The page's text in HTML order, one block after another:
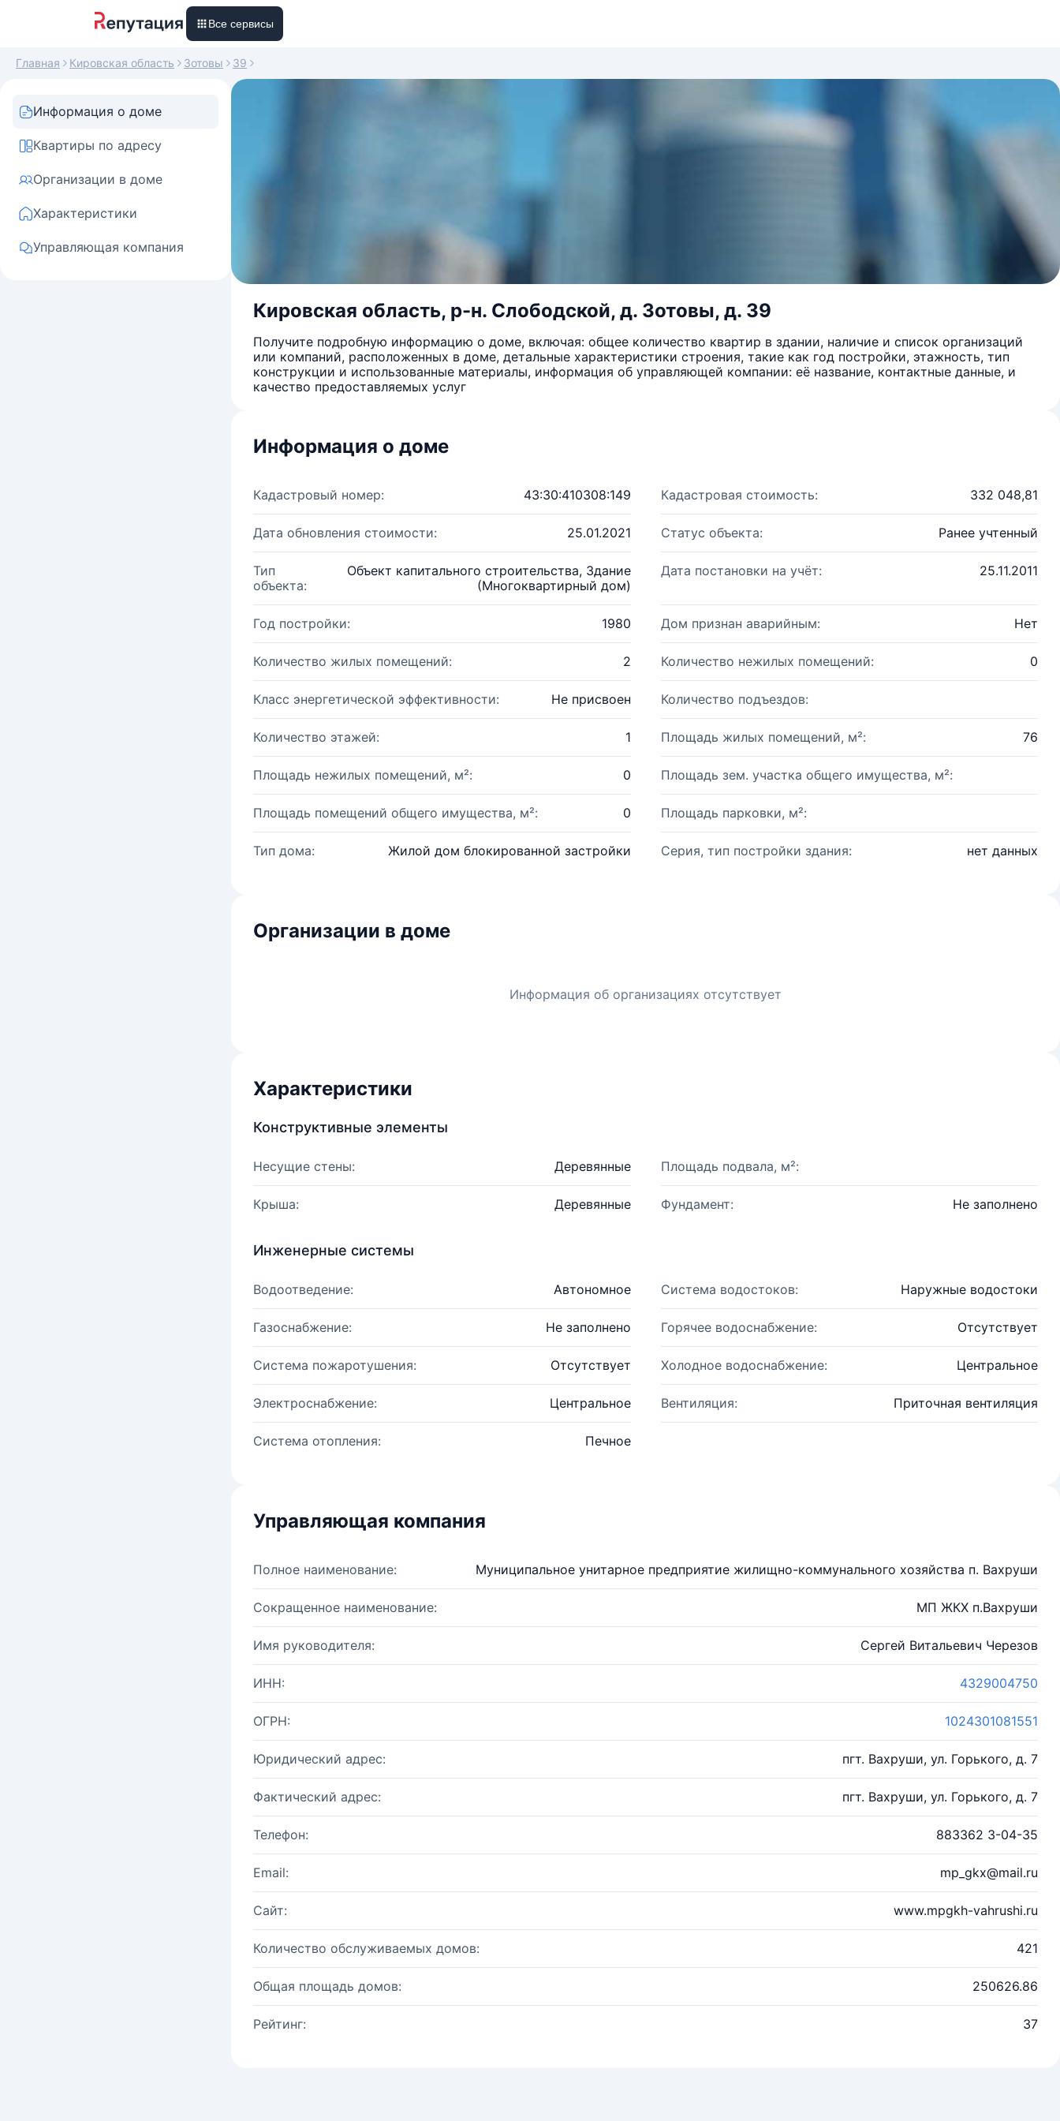
Все сервисы
Главная Кировская область Зотовы 39
Информация о доме
Квартиры по адресу
Организации в доме
Характеристики
Управляющая компания
Кировская область, р-н. Слободской, д. Зотовы, д. 39
Получите подробную информацию о доме, включая: общее количество квартир в здании, наличие и список организаций
или компаний, расположенных в доме, детальные характеристики строения, такие как год постройки, этажность, тип
конструкции и использованные материалы, информация об управляющей компании: её название, контактные данные, и
качество предоставляемых услуг
Информация о доме
Кадастровый номер: 43:30:410308:149 Кадастровая стоимость: 332 048,81
Дата обновления стоимости: 25.01.2021 Статус объекта: Ранее учтенный
Тип
объекта:
Объект капитального строительства, Здание
(Многоквартирный дом)
Дата постановки на учёт: 25.11.2011
Год постройки: 1980 Дом признан аварийным: Нет
Количество жилых помещений: 2 Количество нежилых помещений: 0
Класс энергетической эффективности: Не присвоен Количество подъездов:
Количество этажей: 1 Площадь жилых помещений, м²: 76
Площадь нежилых помещений, м²: 0 Площадь зем. участка общего имущества, м²:
Площадь помещений общего имущества, м²: 0 Площадь парковки, м²:
Тип дома: Жилой дом блокированной застройки Серия, тип постройки здания: нет данных
Организации в доме
Информация об организациях отсутствует
Характеристики
Конструктивные элементы
Несущие стены: Деревянные Площадь подвала, м²:
Крыша: Деревянные Фундамент: Не заполнено
Инженерные системы
Водоотведение: Автономное Система водостоков: Наружные водостоки
Газоснабжение: Не заполнено Горячее водоснабжение: Отсутствует
Система пожаротушения: Отсутствует Холодное водоснабжение: Центральное
Электроснабжение: Центральное Вентиляция: Приточная вентиляция
Система отопления: Печное
Управляющая компания
Полное наименование: Муниципальное унитарное предприятие жилищно-коммунального хозяйства п. Вахруши
Сокращенное наименование: МП ЖКХ п.Вахруши
Имя руководителя: Сергей Витальевич Черезов
ИНН: 4329004750
ОГРН: 1024301081551
Юридический адрес: пгт. Вахруши, ул. Горького, д. 7
Фактический адрес: пгт. Вахруши, ул. Горького, д. 7
Телефон: 883362 3-04-35
Email: mp_gkx@mail.ru
Сайт: www.mpgkh-vahrushi.ru
Количество обслуживаемых домов: 421
Общая площадь домов: 250626.86
Рейтинг: 37